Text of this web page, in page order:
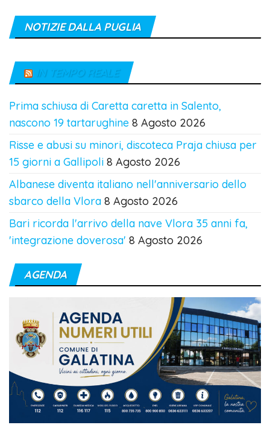
NOTIZIE DALLA PUGLIA
IN TEMPO REALE
Prima schiusa di Caretta caretta in Salento,
nascono 19 tartarughine 8 Agosto 2026
Risse e abusi su minori, discoteca Praja chiusa per
15 giorni a Gallipoli 8 Agosto 2026
Albanese diventa italiano nell'anniversario dello
sbarco della Vlora 8 Agosto 2026
Bari ricorda l'arrivo della nave Vlora 35 anni fa,
'integrazione doverosa' 8 Agosto 2026
AGENDA